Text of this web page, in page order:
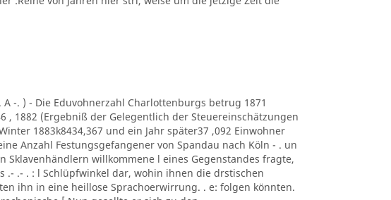
-. ) - Die Eduvohnerzahl Charlottenburgs betrug 1871
, 1882 (Ergebniß der Gelegentlich der Steuereinschätzungen
1883k8434,367 und ein Jahr später37 ,092 Einwohner
Anzahl Festungsgefangener von Spandau nach Köln - . un
Sklavenhändlern willkommene l eines Gegenstandes fragte,
.- .- . : l Schlüpfwinkel dar, wohin ihnen die drstischen
ihn in eine heillose Sprachoerwirrung. . e: folgen könnten.